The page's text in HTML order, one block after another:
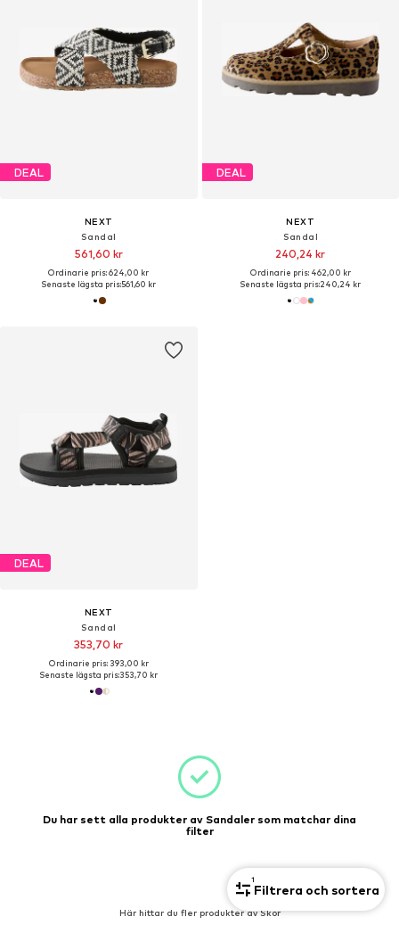
DEAL
NEXT
Sandal
561,60 kr
Ordinarie pris: 624,00 kr
Senaste lägsta pris:561,60 kr
DEAL
NEXT
Sandal
240,24 kr
Ordinarie pris: 462,00 kr
Senaste lägsta pris:240,24 kr
DEAL
NEXT
Sandal
353,70 kr
Ordinarie pris: 393,00 kr
Senaste lägsta pris:353,70 kr
Du har sett alla produkter av Sandaler som matchar dina
filter
Här hittar du fler produkter av Skor
1
Filtrera och sortera